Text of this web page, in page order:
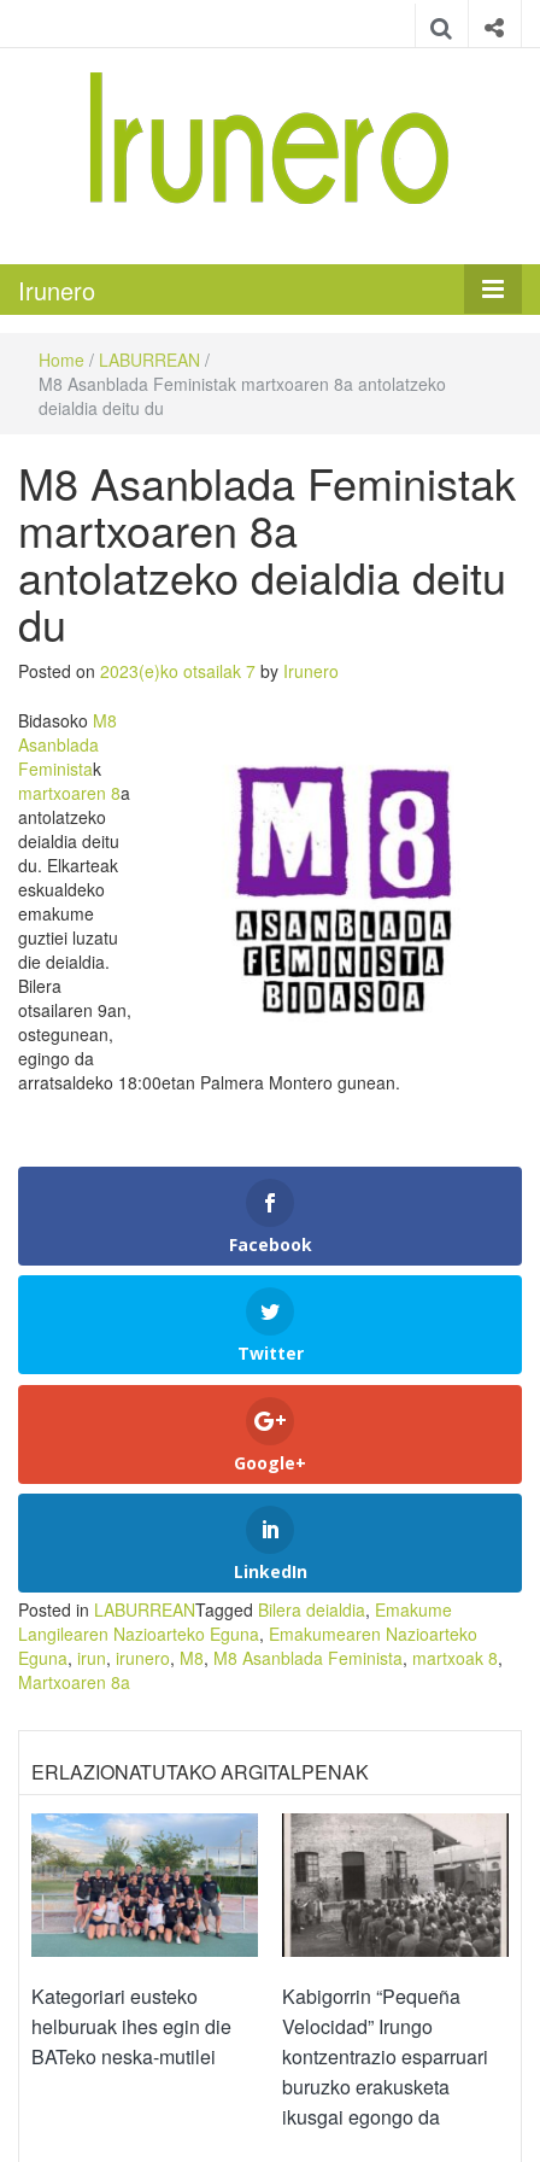
Irunero
Home / LABURREAN /
M8 Asanblada Feministak martxoaren 8a antolatzeko
deialdia deitu du
M8 Asanblada Feministak
martxoaren 8a
antolatzeko deialdia deitu
du
Posted on 2023(e)ko otsailak 7 by Irunero
Bidasoko M8
Asanblada
Feministak
martxoaren 8a
antolatzeko
deialdia deitu
du. Elkarteak
eskualdeko
emakume
guztiei luzatu
die deialdia.
Bilera
otsailaren 9an,
ostegunean,
egingo da
arratsaldeko 18:00etan Palmera Montero gunean.
Facebook
Twitter
Google+
LinkedIn
Posted in LABURREANTagged Bilera deialdia, Emakume
Langilearen Nazioarteko Eguna, Emakumearen Nazioarteko
Eguna, irun, irunero, M8, M8 Asanblada Feminista, martxoak 8,
Martxoaren 8a
ERLAZIONATUTAKO ARGITALPENAK
Kategoriari eusteko
helburuak ihes egin die
BATeko neska-mutilei
Kabigorrin “Pequeña
Velocidad” Irungo
kontzentrazio esparruari
buruzko erakusketa
ikusgai egongo da